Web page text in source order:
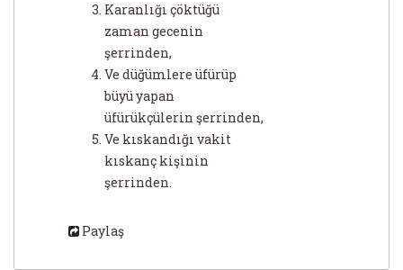
Karanlığı çöktüğü
zaman gecenin
şerrinden,
Ve düğümlere üfürüp
büyü yapan
üfürükçülerin şerrinden,
Ve kıskandığı vakit
kıskanç kişinin
şerrinden.
Paylaş